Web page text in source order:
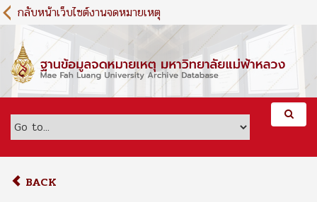
S
k
m
c
กลับหน้าเว็บไซต์งานจดหมายเหตุ
BACK